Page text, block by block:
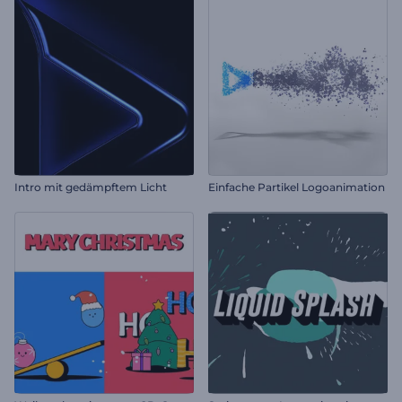
Intro mit gedämpftem Licht Einfache Partikel Logoanimation